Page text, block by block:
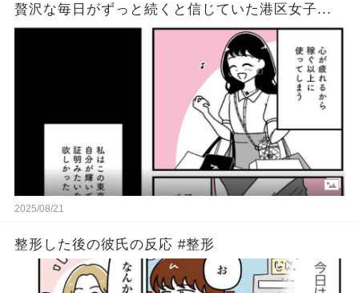
贅沢な毎日がずっと続くと信じていた港区女子...
2025/08/21
整形した後の彼氏の反応 #整形